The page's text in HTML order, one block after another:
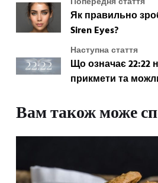
Як правильно
Siren Eyes?
Наступна стаття
Що означає 22:22
прикмети та
Вам також може